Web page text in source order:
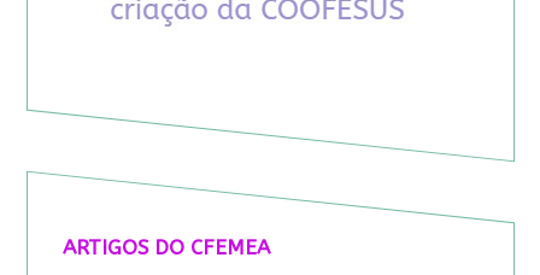
ARTIGOS DO CFEMEA